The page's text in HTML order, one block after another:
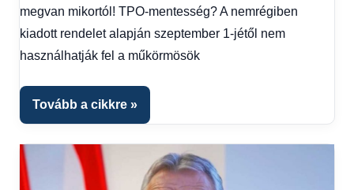
Hírek
megvan mikortól! TPO-mentesség? A nemrégiben
kiadott rendelet alapján szeptember 1-jétől nem
használhatják fel a műkörmösök
Tovább a cikkre